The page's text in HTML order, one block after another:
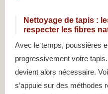
Nettoyage de tapis :
respecter les fibres
Avec le temps, poussières
progressivement votre
devient alors nécessaire.
s’appuie sur des méthodes